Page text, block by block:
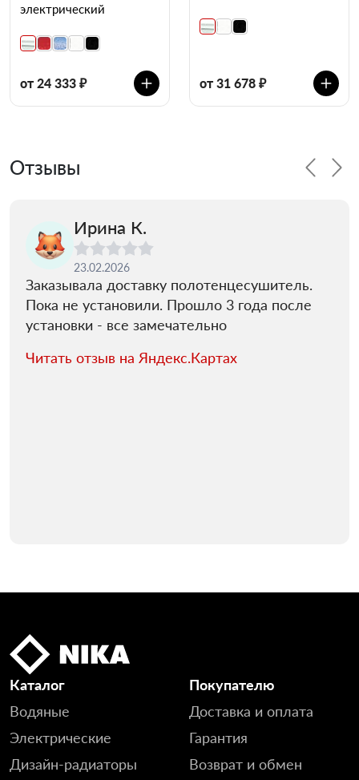
электрический
от 24 333 ₽ от 31 678 ₽
Отзывы
Ирина К.
23.02.2026
Заказывала доставку полотенцесушитель.
Пока не установили. Прошло 3 года после
установки - все замечательно
Читать отзыв на Яндекс.Картах
Каталог
Водяные
Электрические
Дизайн-радиаторы
Покупателю
Доставка и оплата
Гарантия
Возврат и обмен